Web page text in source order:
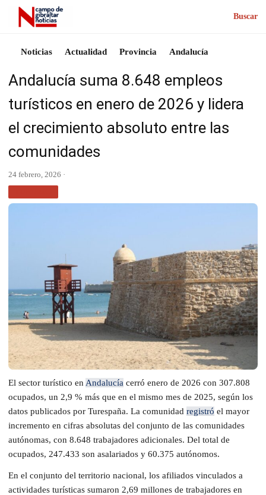
Buscar
Noticias Actualidad Provincia Andalucía
Andalucía suma 8.648 empleos
turísticos en enero de 2026 y lidera
el crecimiento absoluto entre las
comunidades
24 febrero, 2026 ·
El sector turístico en Andalucía cerró enero de 2026 con 307.808
ocupados, un 2,9 % más que en el mismo mes de 2025, según los
datos publicados por Turespaña. La comunidad registró el mayor
incremento en cifras absolutas del conjunto de las comunidades
autónomas, con 8.648 trabajadores adicionales. Del total de
ocupados, 247.433 son asalariados y 60.375 autónomos.
En el conjunto del territorio nacional, los afiliados vinculados a
actividades turísticas sumaron 2,69 millones de trabajadores en